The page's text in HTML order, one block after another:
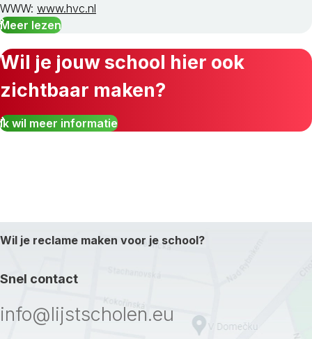
WWW: www.hvc.nl
Meer lezen
Wil je jouw school hier ook
zichtbaar maken?
Ik wil meer informatie
Wil je reclame maken voor je school?
Snel contact
info@lijstscholen.eu